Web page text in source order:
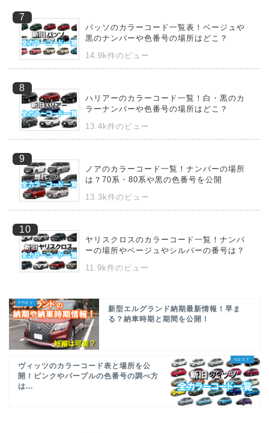
パッソのカラーコード一覧表！ベージュや
黒のナンバーや色番号の場所はどこ？
14.9k件のビュー
ハリアーのカラーコード一覧！白・黒のカ
ラーナンバーや色番号の場所はどこ？
13.4k件のビュー
ノアのカラーコード一覧！ナンバーの場所
は？70系・80系や黒の色番号を公開
13.3k件のビュー
ヤリスクロスのカラーコード一覧！ナンバ
ーの場所やベージュやシルバーの番号は？
11.9k件のビュー
新型エルグランド納期最新情報！早ま
る？納車時期と期間を公開！
ヴィッツのカラーコード表と場所を公
開！ピンクやパープルの色番号の調べ方
は...